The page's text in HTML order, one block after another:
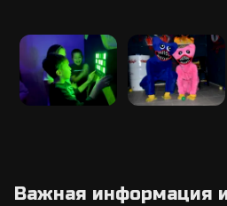
Важная информация